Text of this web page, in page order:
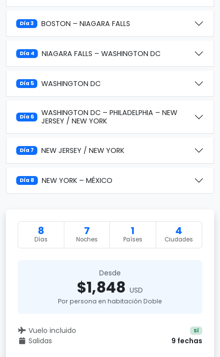
Día 3 BOSTON – NIAGARA FALLS
Día 4 NIAGARA FALLS – WASHINGTON DC
Día 5 WASHINGTON DC
Día 6
WASHINGTON DC – PHILADELPHIA – NEW
JERSEY / NEW YORK
Día 7 NEW JERSEY / NEW YORK
Día 8 NEW YORK – MÉXICO
8
Días
7
Noches
1
Países
4
Ciudades
Desde
$1,848 USD
Por persona en habitación Doble
Vuelo incluido Sí
Salidas 9 fechas